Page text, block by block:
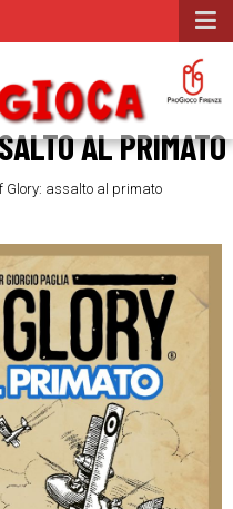
AL PRIMATO
Glory: assalto al primato